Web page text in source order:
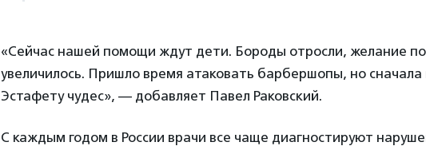
«Сейчас нашей помощи ждут дети. Бороды отросли, желание
увеличилось. Пришло время атаковать барбершопы, но
Эстафету чудес», — добавляет Павел Раковский.
С каждым годом в России врачи все чаще диагностируют